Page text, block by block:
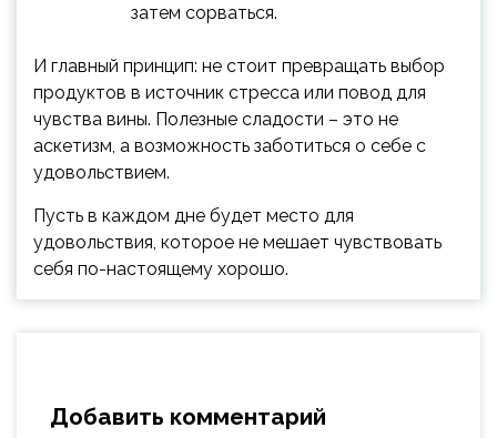
затем сорваться.
И главный принцип: не стоит превращать выбор
продуктов в источник стресса или повод для
чувства вины. Полезные сладости – это не
аскетизм, а возможность заботиться о себе с
удовольствием.
Пусть в каждом дне будет место для
удовольствия, которое не мешает чувствовать
себя по-настоящему хорошо.
Добавить комментарий